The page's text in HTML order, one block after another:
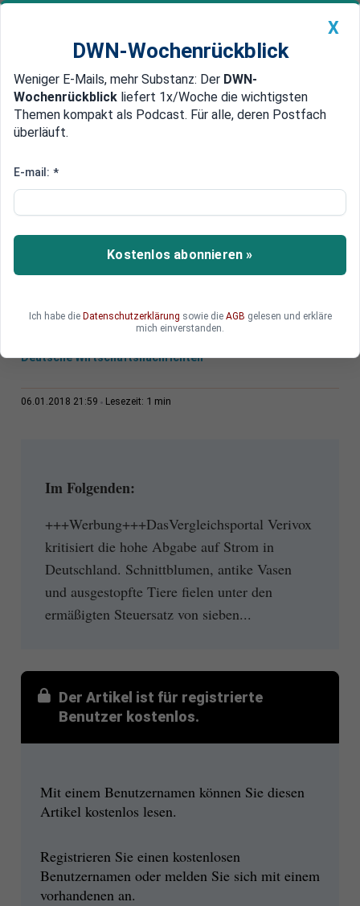
Newsticker MEIN DWN: Geldanlage Premium
Edelmetalle DWN-Magazin China
Preise auf Höchststand
Kritik an hohen Strompreisen
nimmt zu
In Deutschland gibt es Kritik an den hohen
Deutsche Wirtschaftsnachrichten
06.01.2018 21:59 Lesezeit: 1 min
Im Folgenden:
+++Werbung+++DasVergleichsportal Verivox
kritisiert die hohe Abgabe auf Strom in
Deutschland. Schnittblumen, antike Vasen
und ausgestopfte Tiere fielen unter den
ermäßigten Steuersatz von sieben...
Der Artikel ist für registrierte
Benutzer kostenlos.
Mit einem Benutzernamen können Sie diesen
Artikel kostenlos lesen.
Registrieren Sie einen kostenlosen
Benutzernamen oder melden Sie sich mit einem
vorhandenen an.
X
DWN-Wochenrückblick
Weniger E-Mails, mehr Substanz: Der DWN-
Wochenrückblick liefert 1x/Woche die wichtigsten
Themen kompakt als Podcast. Für alle, deren Postfach
überläuft.
E-mail: *
Kostenlos abonnieren »
Ich habe die Datenschutzerklärung sowie die AGB gelesen und erkläre
mich einverstanden.